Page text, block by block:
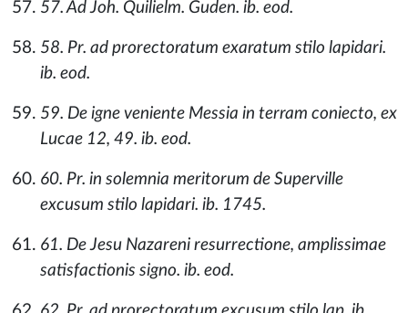
57. Ad Joh. Quilielm. Guden. ib. eod.
58. Pr. ad prorectoratum exaratum stilo lapidari.
ib. eod.
59. De igne veniente Messia in terram coniecto, ex
Lucae 12, 49. ib. eod.
60. Pr. in solemnia meritorum de Superville
excusum stilo lapidari. ib. 1745.
61. De Jesu Nazareni resurrectione, amplissimae
satisfactionis signo. ib. eod.